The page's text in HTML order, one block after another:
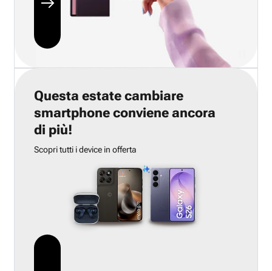
Questa estate cambiare
smartphone conviene ancora
di più!
Scopri tutti i device in offerta